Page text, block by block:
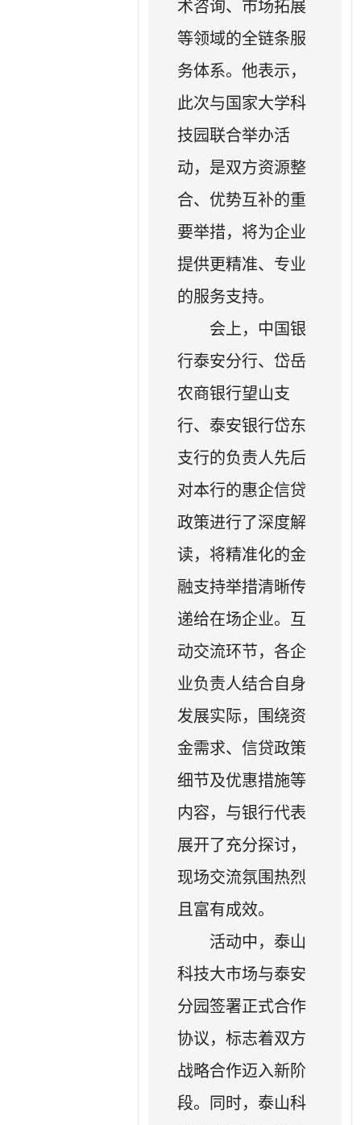
术咨询、市场拓展
等领域的全链条服
务体系。他表示，
此次与国家大学科
技园联合举办活
动，是双方资源整
合、优势互补的重
要举措，将为企业
提供更精准、专业
的服务支持。
会上，中国银
行泰安分行、岱岳
农商银行望山支
行、泰安银行岱东
支行的负责人先后
对本行的惠企信贷
政策进行了深度解
读，将精准化的金
融支持举措清晰传
递给在场企业。互
动交流环节，各企
业负责人结合自身
发展实际，围绕资
金需求、信贷政策
细节及优惠措施等
内容，与银行代表
展开了充分探讨，
现场交流氛围热烈
且富有成效。
活动中，泰山
科技大市场与泰安
分园签署正式合作
协议，标志着双方
战略合作迈入新阶
段。同时，泰山科